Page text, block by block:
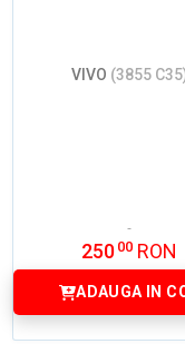
VIVO (3855
250 00 RON
ADAUGA IN